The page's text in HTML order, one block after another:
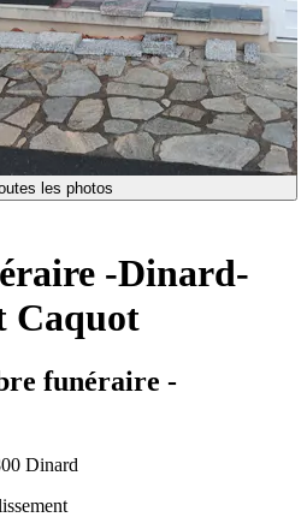
les photos
-Dinard-
Caquot
funéraire -
Dinard